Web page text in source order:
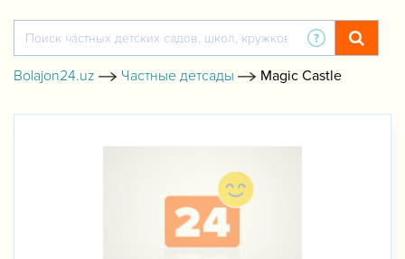
Bolajon24.uz Частные детсады Magic Castle